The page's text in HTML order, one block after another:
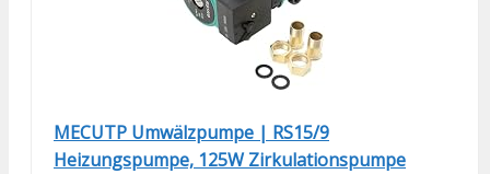
MECUTP Umwälzpumpe | RS15/9
Heizungspumpe, 125W Zirkulationspumpe